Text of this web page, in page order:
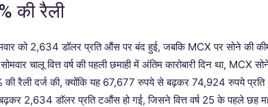
की रैली
को 2,634 डॉलर प्रति औंस पर बंद हुई, जबकि MCX पर सोने की
चालू वित्त वर्ष की पहली छमाही में अंतिम कारोबारी दिन था, MCX
की रैली दर्ज की, क्योंकि यह 67,677 रुपये से बढ़कर 74,924 रुपये प्रति
2,634 डॉलर प्रति टऔंस हो गई, जिसने वित्त वर्ष 25 के पहले छह